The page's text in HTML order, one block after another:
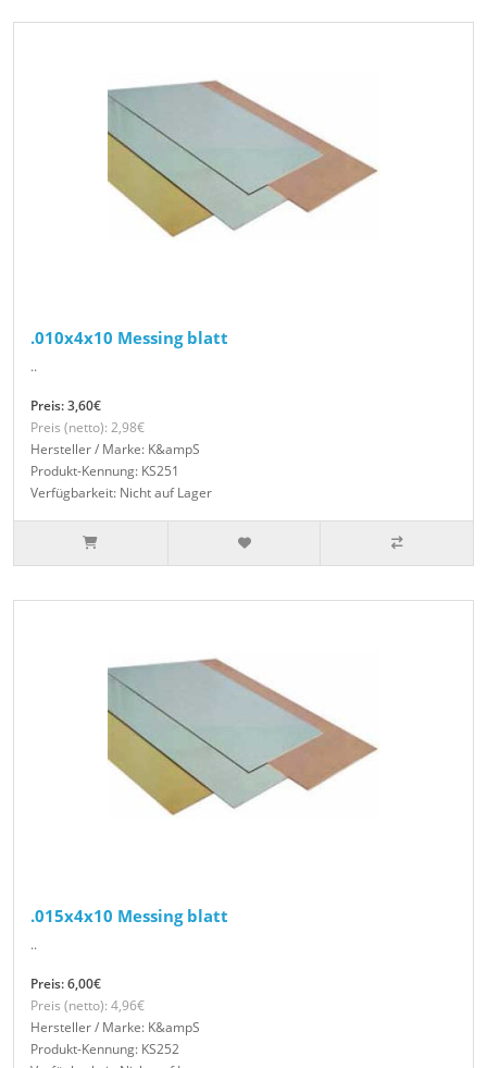
.010x4x10 Messing blatt
..
Preis: 3,60€
Preis (netto): 2,98€
Hersteller / Marke: K&ampS
Produkt-Kennung: KS251
Verfügbarkeit: Nicht auf Lager
.015x4x10 Messing blatt
..
Preis: 6,00€
Preis (netto): 4,96€
Hersteller / Marke: K&ampS
Produkt-Kennung: KS252